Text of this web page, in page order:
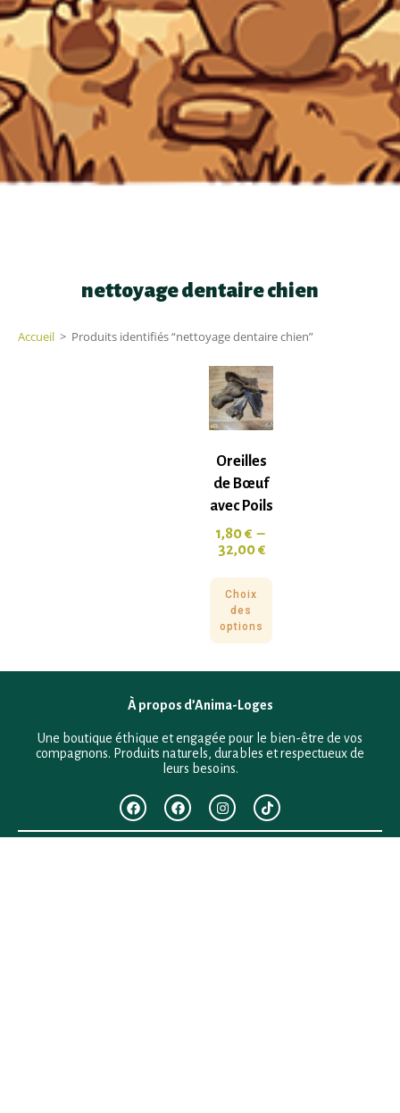
nettoyage dentaire chien
Accueil > Produits identifiés “nettoyage dentaire chien”
Oreilles
de Bœuf
avec Poils
1,80€ –
32,00€
Choix
des
options
À propos d’Anima-Loges
Une boutique éthique et engagée pour le bien-être de vos
compagnons. Produits naturels, durables et respectueux de
leurs besoins.